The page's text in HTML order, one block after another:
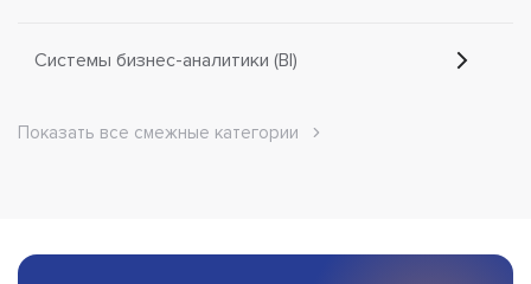
Системы бизнес-аналитики (BI)
Показать все смежные категории